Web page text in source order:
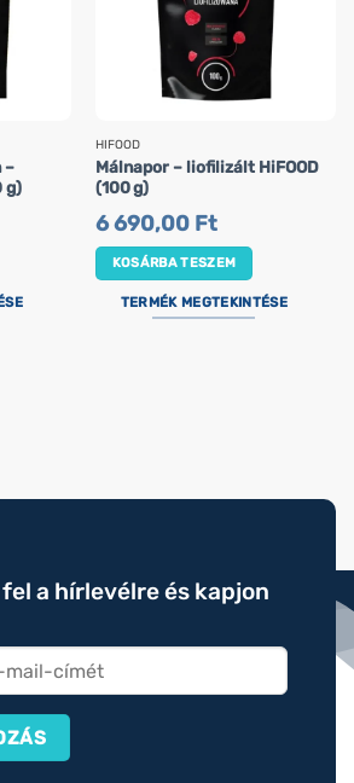
–
g)
HIFOOD
Málnapor – liofilizált HiFOOD
(100 g)
6 690,00 Ft
KOSÁRBA TESZEM
TERMÉK MEGTEKINTÉSE
a hírlevélre és kapjon